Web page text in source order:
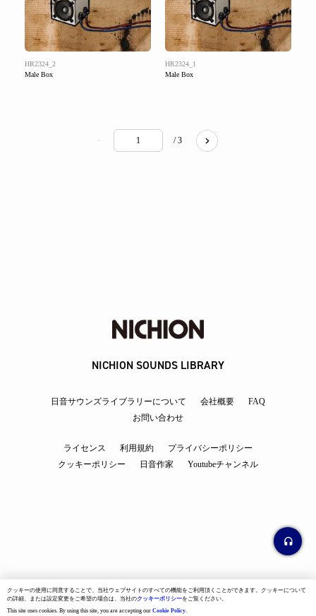
クッキーの使用に同意することで、当社ウェブサイトのすべての機能をご利用頂くことができます。クッキーについて
の詳細、または設定変更をご希望の場合は、当社のクッキーポリシーをご覧ください。
This site uses cookies. By using this site, you are accepting our Cookie Policy.
HR2324_2
Male Box
HR2324_1
Male Box
/ 3
NICHION SOUNDS LIBRARY
日音サウンズライブラリーについて 会社概要
FAQ
お問い合わせ
ライセンス 利用規約
プライバシーポリシー
クッキーポリシー
日音作家 Youtubeチャンネル